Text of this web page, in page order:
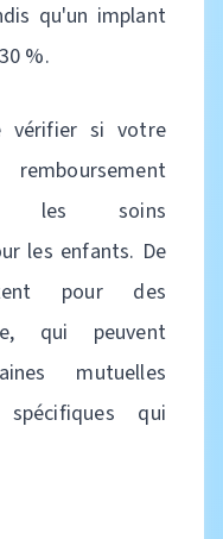
qu'un implant
%.
vérifier si votre
les soins
les enfants. De
pour des
qui peuvent
mutuelles
qui